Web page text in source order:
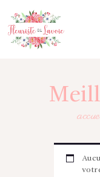
FORMULAIRE